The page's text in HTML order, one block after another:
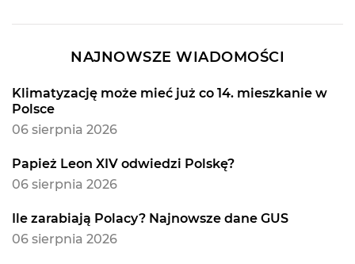
NAJNOWSZE WIADOMOŚCI
Klimatyzację może mieć już co 14. mieszkanie w
Polsce
06 sierpnia 2026
Papież Leon XIV odwiedzi Polskę?
06 sierpnia 2026
Ile zarabiają Polacy? Najnowsze dane GUS
06 sierpnia 2026